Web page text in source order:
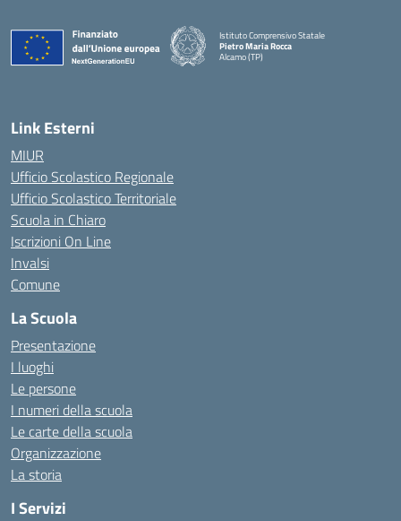
Istituto Comprensivo Statale
Pietro Maria Rocca
Alcamo (TP)
Link Esterni
MIUR
Ufficio Scolastico Regionale
Ufficio Scolastico Territoriale
Scuola in Chiaro
Iscrizioni On Line
Invalsi
Comune
La Scuola
Presentazione
I luoghi
Le persone
I numeri della scuola
Le carte della scuola
Organizzazione
La storia
I Servizi